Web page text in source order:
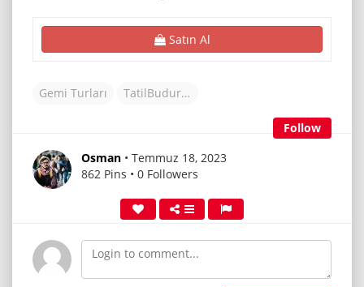
Satın Al
Gemi Turları TatilBudur Tur
Follow
Osman • Temmuz 18, 2023
862 Pins • 0 Followers